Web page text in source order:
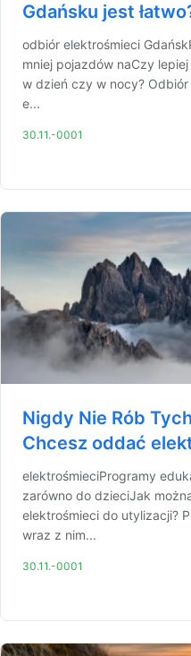
Gdańsku jest
odbiór elektrośmieci
mniej pojazdów naCzy
w dzień czy w nocy?
e...
30.11.-0001
Nigdy Nie Rób
Chcesz oddać
elektrośmieciProgramy
zarówno do dzieciJak
elektrośmieci do utylizacji?
wraz z nim...
30.11.-0001